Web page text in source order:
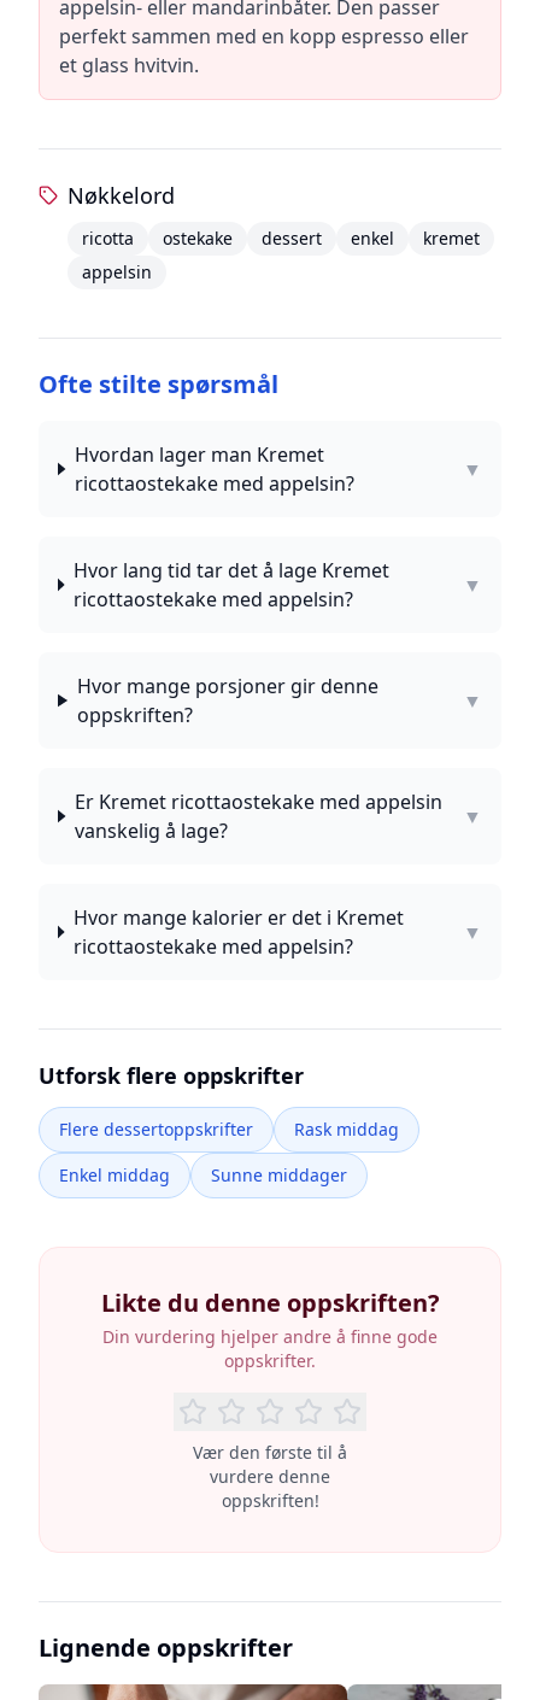
appelsin- eller mandarinbåter. Den passer
perfekt sammen med en kopp espresso eller
et glass hvitvin.
Nøkkelord
ricotta ostekake dessert enkel
kremet
appelsin
Ofte stilte spørsmål
Hvordan lager man Kremet
ricottaostekake med appelsin?
▼
Hvor lang tid tar det å lage Kremet
ricottaostekake med appelsin?
▼
Hvor mange porsjoner gir denne
oppskriften?
▼
Er Kremet ricottaostekake med appelsin
vanskelig å lage?
▼
Hvor mange kalorier er det i Kremet
ricottaostekake med appelsin?
▼
Utforsk flere oppskrifter
Flere dessertoppskrifter
Rask middag
Enkel middag
Sunne middager
Likte du denne oppskriften?
Din vurdering hjelper andre å finne gode
oppskrifter.
Vær den første til å
vurdere denne
oppskriften!
Lignende oppskrifter